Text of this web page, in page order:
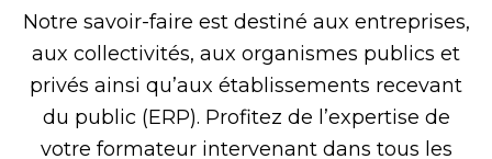
Notre savoir-faire est destiné aux entreprises,
aux collectivités, aux organismes publics et
privés ainsi qu’aux établissements recevant
du public (ERP). Profitez de l’expertise de
votre formateur intervenant dans tous les